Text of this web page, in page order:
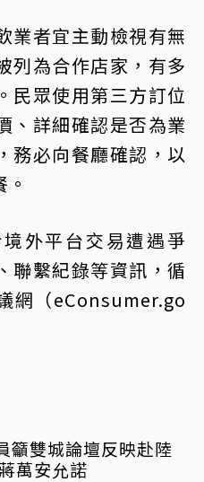
業者宜主動檢視有無
列為合作店家，有多
民眾使用第三方訂位
、詳細確認是否為業
務必向餐廳確認，以
外平台交易遭遇爭
聯繫紀錄等資訊，循
網（eConsumer.go
籲雙城論壇反映赴陸
萬安允諾